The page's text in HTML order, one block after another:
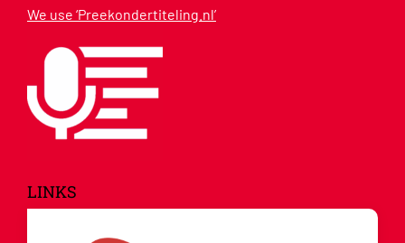
We use ‘Preekondertiteling.nl’
LINKS